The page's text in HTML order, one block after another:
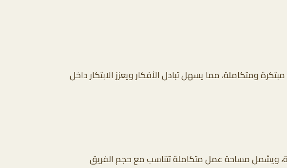
ومتكاملة، مما يسهل تبادل الأفكار ويعزز الابتكار داخل
ويشمل مساحة عمل متكاملة تتناسب مع حجم الفريق